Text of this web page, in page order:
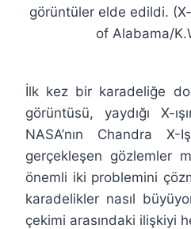
görüntüler elde edildi.
of Alabama/
İlk kez bir karadeliğe
görüntüsü, yaydığı X-
NASA’nın Chandra X-
gerçekleşen gözlemler
önemli iki problemini
karadelikler nasıl
çekimi arasındaki ilişkiyi